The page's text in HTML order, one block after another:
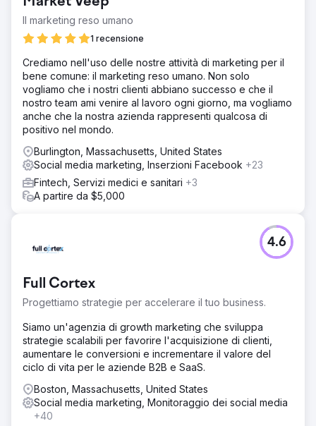
Il marketing reso umano
1 recensione
Crediamo nell'uso delle nostre attività di marketing per il
bene comune: il marketing reso umano. Non solo
vogliamo che i nostri clienti abbiano successo e che il
nostro team ami venire al lavoro ogni giorno, ma vogliamo
anche che la nostra azienda rappresenti qualcosa di
positivo nel mondo.
Burlington, Massachusetts, United States
Social media marketing, Inserzioni Facebook +23
Fintech, Servizi medici e sanitari +3
A partire da $5,000
Full Cortex
Progettiamo strategie per accelerare il tuo business.
4.6
Siamo un'agenzia di growth marketing che sviluppa
strategie scalabili per favorire l'acquisizione di clienti,
aumentare le conversioni e incrementare il valore del
ciclo di vita per le aziende B2B e SaaS.
Boston, Massachusetts, United States
Social media marketing, Monitoraggio dei social media
+40